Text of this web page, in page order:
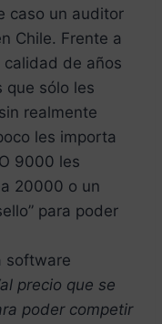
caso un auditor
Chile. Frente a
de años
que sólo les
realmente
les importa
9000 les
20000 o un
para poder
software
precio que se
poder competir